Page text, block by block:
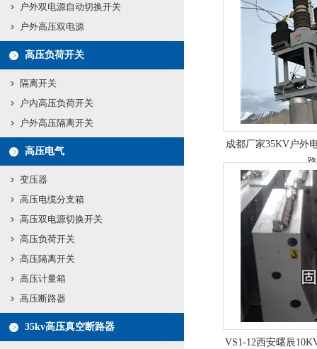
户外双电源自动切换开关
户外高压双电源
高压负荷开关
隔离开关
户内高压负荷开关
户外高压隔离开关
高压电气
变压器
高压电缆分支箱
高压双电源切换开关
高压负荷开关
高压隔离开关
高压计量箱
高压断路器
35kv高压真空断路器
成都厂家35KV户外
VS1-12西安曙辰